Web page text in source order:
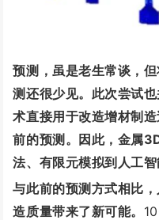
预测，虽是老生常谈，但
测还很少见。 此次尝试
术直接用于改造增材制
前的预测。 因此， 金属
法、有限元模拟到人工智
与此前的预测方式相比
造质量带来了新可能。